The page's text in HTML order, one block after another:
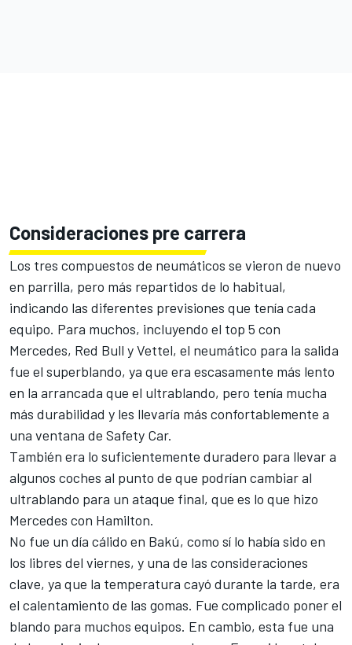
Consideraciones pre carrera
Los tres compuestos de neumáticos se vieron de nuevo
en parrilla, pero más repartidos de lo habitual,
indicando las diferentes previsiones que tenía cada
equipo. Para muchos, incluyendo el top 5 con
Mercedes, Red Bull y Vettel, el neumático para la salida
fue el superblando, ya que era escasamente más lento
en la arrancada que el ultrablando, pero tenía mucha
más durabilidad y les llevaría más confortablemente a
una ventana de Safety Car.
También era lo suficientemente duradero para llevar a
algunos coches al punto de que podrían cambiar al
ultrablando para un ataque final, que es lo que hizo
Mercedes con Hamilton.
No fue un día cálido en Bakú, como sí lo había sido en
los libres del viernes, y una de las consideraciones
clave, ya que la temperatura cayó durante la tarde, era
el calentamiento de las gomas. Fue complicado poner el
blando para muchos equipos. En cambio, esta fue una